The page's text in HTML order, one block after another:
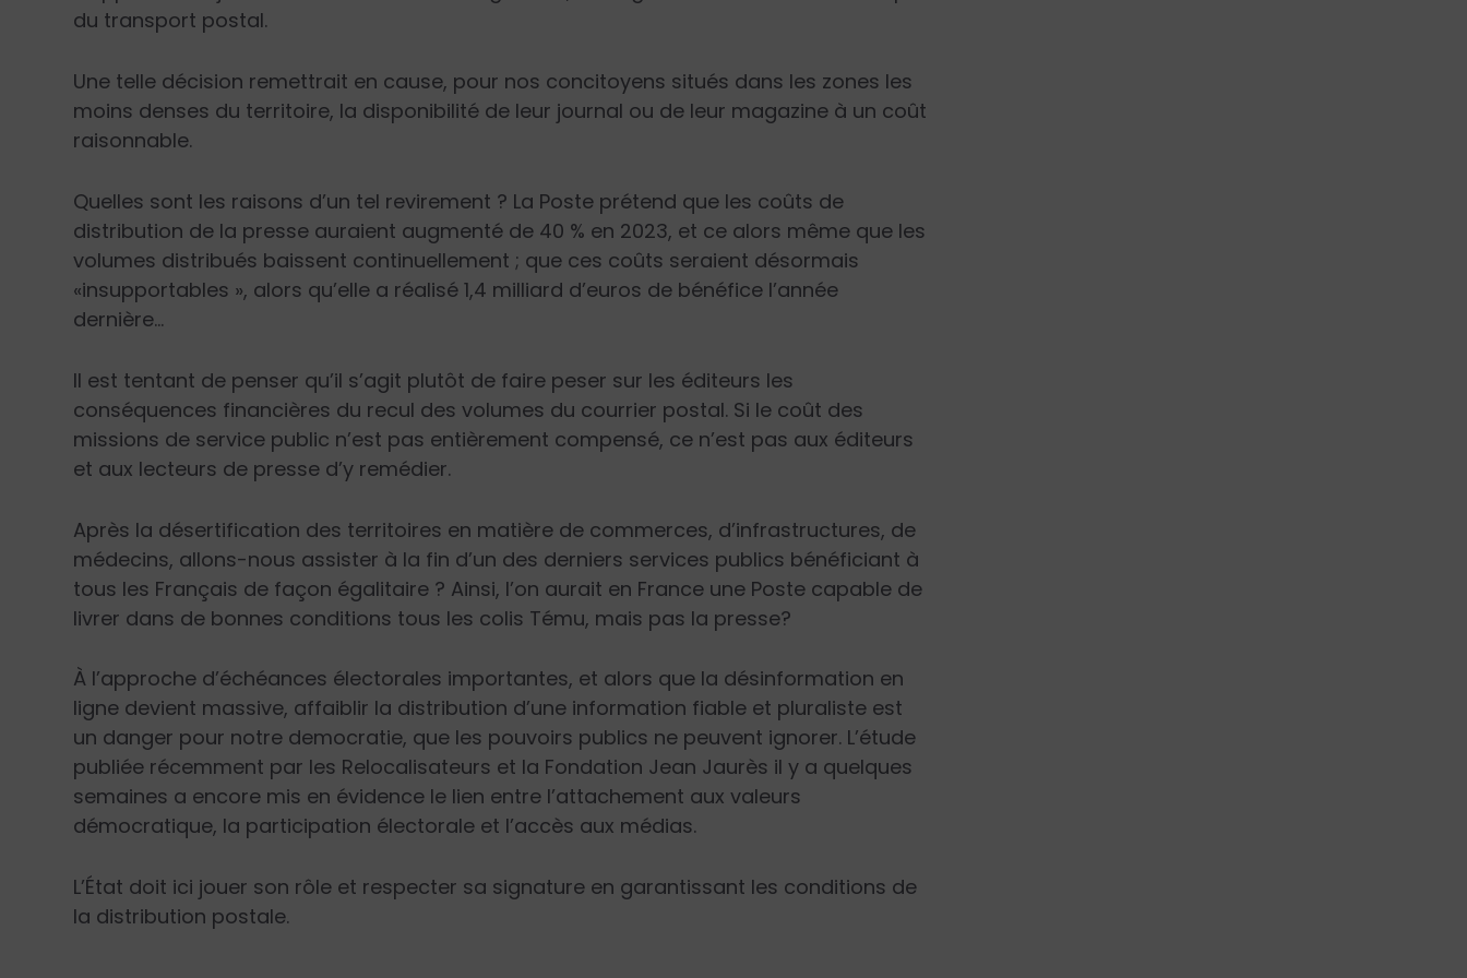
du transport postal.
Une telle décision remettrait en cause, pour nos concitoyens situés dans les zones les
moins denses du territoire, la disponibilité de leur journal ou de leur magazine à un coût
raisonnable.
Quelles sont les raisons d’un tel revirement ? La Poste prétend que les coûts de
distribution de la presse auraient augmenté de 40 % en 2023, et ce alors même que les
volumes distribués baissent continuellement ; que ces coûts seraient désormais
«insupportables », alors qu’elle a réalisé 1,4 milliard d’euros de bénéfice l’année
dernière…
Il est tentant de penser qu’il s’agit plutôt de faire peser sur les éditeurs les
conséquences financières du recul des volumes du courrier postal. Si le coût des
missions de service public n’est pas entièrement compensé, ce n’est pas aux éditeurs
et aux lecteurs de presse d’y remédier.
Après la désertification des territoires en matière de commerces, d’infrastructures, de
médecins, allons-nous assister à la fin d’un des derniers services publics bénéficiant à
tous les Français de façon égalitaire ? Ainsi, l’on aurait en France une Poste capable de
livrer dans de bonnes conditions tous les colis Tému, mais pas la presse?
À l’approche d’échéances électorales importantes, et alors que la désinformation en
ligne devient massive, affaiblir la distribution d’une information fiable et pluraliste est
un danger pour notre democratie, que les pouvoirs publics ne peuvent ignorer. L’étude
publiée récemment par les Relocalisateurs et la Fondation Jean Jaurès il y a quelques
semaines a encore mis en évidence le lien entre l’attachement aux valeurs
démocratique, la participation électorale et l’accès aux médias.
L’État doit ici jouer son rôle et respecter sa signature en garantissant les conditions de
la distribution postale.